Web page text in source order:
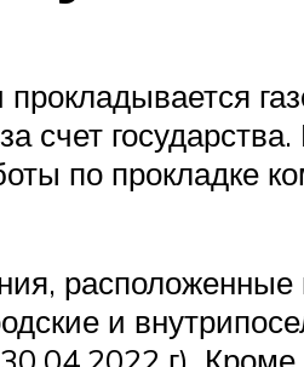
счет
по прокладке
и
г). Кроме